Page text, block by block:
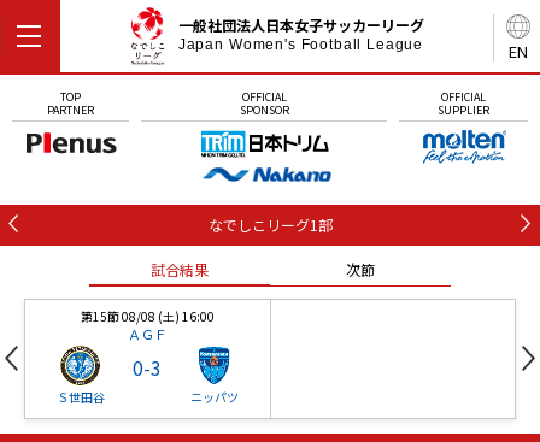
EN
一般社団法人日本女子サッカーリーグ
Japan Women's Football League
TOP
PARTNER
OFFICIAL
SPONSOR
OFFICIAL
SUPPLIER
なでしこリーグ1部
試合結果 次節
第15節 08/08 (土) 16:00
ＡＧＦ
Ｓ世田谷
0-3
ニッパツ